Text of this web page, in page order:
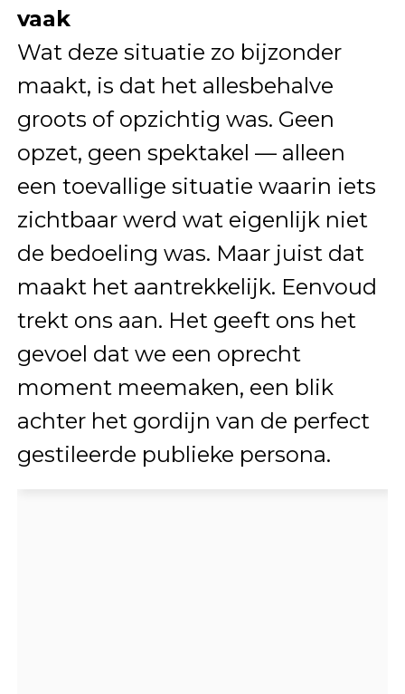
vaak
Wat deze situatie zo bijzonder
maakt, is dat het allesbehalve
groots of opzichtig was. Geen
opzet, geen spektakel — alleen
een toevallige situatie waarin iets
zichtbaar werd wat eigenlijk niet
de bedoeling was. Maar juist dat
maakt het aantrekkelijk. Eenvoud
trekt ons aan. Het geeft ons het
gevoel dat we een oprecht
moment meemaken, een blik
achter het gordijn van de perfect
gestileerde publieke persona.